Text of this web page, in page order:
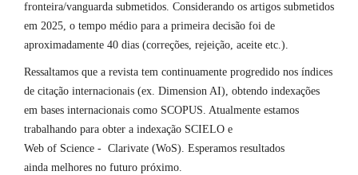
fronteira/vanguarda submetidos. Considerando os artigos submetidos
em 2025, o tempo médio para a primeira decisão foi de
aproximadamente 40 dias (correções, rejeição, aceite etc.).
Ressaltamos que a revista tem continuamente progredido nos índices
de citação internacionais (ex. Dimension AI), obtendo indexações
em bases internacionais como SCOPUS. Atualmente estamos
trabalhando para obter a indexação SCIELO e
Web of Science - Clarivate (WoS). Esperamos resultados
ainda melhores no futuro próximo.